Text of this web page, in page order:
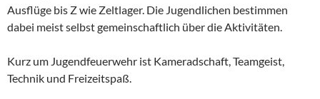
Ausflüge bis Z wie Zeltlager. Die Jugendlichen bestimmen
dabei meist selbst gemeinschaftlich über die Aktivitäten.
Kurz um Jugendfeuerwehr ist Kameradschaft, Teamgeist,
Technik und Freizeitspaß.